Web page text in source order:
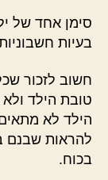
סימן אחד של
בעיות
חשוב לזכור
טובת הילד
הילד לא מתאים
להראות שבנם
בכוח.